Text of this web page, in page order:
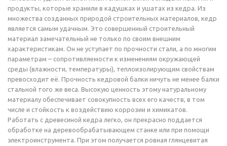
продукты, которые хранили в кадушках и ушатах из кедра. Из
множества созданных природой строительных материалов, кедр
является самым удачным. Это совершенный строительный
материал замечательный не только по своим внешним
характеристикам. Он не уступает по прочности стали, а по многим
параметрам – сопротивляемости к изменениям окружающей
среды (влажности, температуры), теплоизолирующим свойствам
превосходит её. Прочность кедровой балки ничуть не менее балки
стальной того же веса. Высокую ценность этому натуральному
материалу обеспечивает совокупность всех его качеств, в том
числе и стойкость к воздействию коррозии и химикатов.
Работать с древесиной кедра легко, он прекрасно поддается
обработке на деревообрабатывающем станке или при помощи
электроинструмента. При этом получается ровная глянцевитая